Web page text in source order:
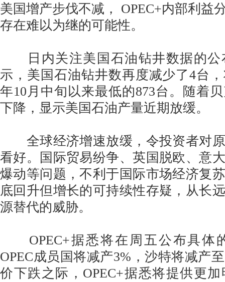
美国增产步伐不减， OPEC+内部利益
存在难以为继的可能性。
日内关注美国石油钻井数据的公
示，美国石油钻井数再度减少了4台
年10月中旬以来最低的873台。随着
下降，显示美国石油产量近期放缓。
全球经济增速放缓，令投资者对原
看好。国际贸易纷争、英国脱欧、意
爆动等问题，不利于国际市场经济复
底回升但增长的可持续性存疑，从长
源替代的威胁。
OPEC+据悉将在周五公布具体
OPEC成员国将减产3%，沙特将减产
价下跌之际，OPEC+据悉将提供更